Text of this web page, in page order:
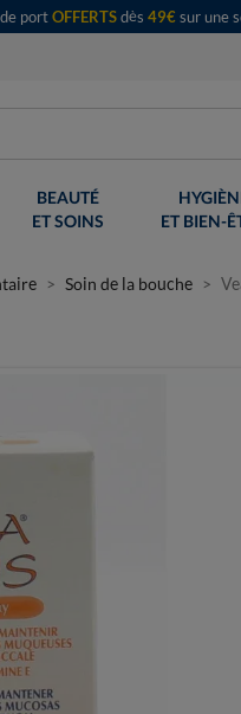
portOFFERTSdès 49€sur une
BEAUTÉ
ET SOINS
ET BIEN-
Soin de la bouche